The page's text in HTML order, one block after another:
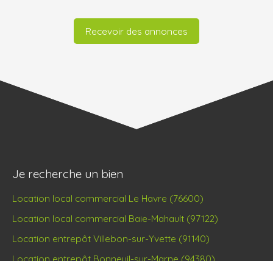
Recevoir des annonces
Je recherche un bien
Location local commercial Le Havre (76600)
Location local commercial Baie-Mahault (97122)
Location entrepôt Villebon-sur-Yvette (91140)